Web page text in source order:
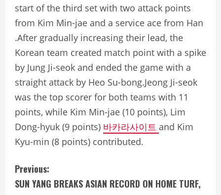
start of the third set with two attack points
from Kim Min-jae and a service ace from Han
.After gradually increasing their lead, the
Korean team created match point with a spike
by Jung Ji-seok and ended the game with a
straight attack by Heo Su-bong.Jeong Ji-seok
was the top scorer for both teams with 11
points, while Kim Min-jae (10 points), Lim
Dong-hyuk (9 points) 바카라사이트 and Kim
Kyu-min (8 points) contributed.
C
Previous:
SUN YANG BREAKS ASIAN RECORD ON HOME TURF,